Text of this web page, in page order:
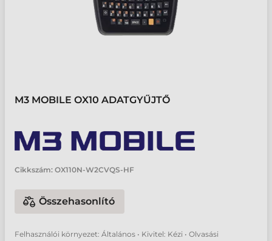
M3 MOBILE OX10 ADATGYŰJTŐ
Cikkszám: OX110N-W2CVQS-HF
Összehasonlító
Felhasználói környezet: Általános • Kivitel: Kézi • Olvasási